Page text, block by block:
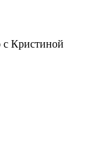
с Кристиной